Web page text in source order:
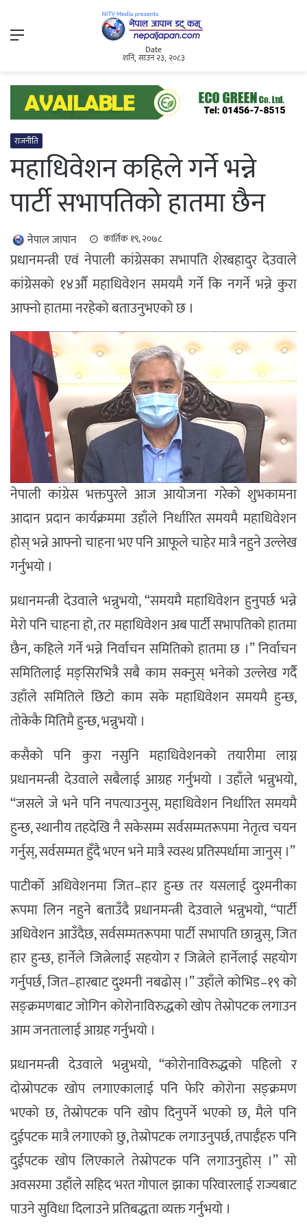
Menu
Date
शनि, साउन २३, २०८३
राजनीति
महाधिवेशन कहिले गर्ने भन्ने
पार्टी सभापतिको हातमा छैन
नेपाल जापान कार्तिक १९, २०७८
प्रधानमन्त्री एवं नेपाली कांग्रेसका सभापति शेरबहादुर देउवाले
कांग्रेसको १४औँ महाधिवेशन समयमै गर्ने कि नगर्ने भन्ने कुरा
आफ्नो हातमा नरहेको बताउनुभएको छ ।
नेपाली कांग्रेस भक्तपुरले आज आयोजना गरेको शुभकामना
आदान प्रदान कार्यक्रममा उहाँले निर्धारित समयमै महाधिवेशन
होस् भन्ने आफ्नो चाहना भए पनि आफूले चाहेर मात्रै नहुने उल्लेख
गर्नुभयो ।
प्रधानमन्त्री देउवाले भन्नुभयो, “समयमै महाधिवेशन हुनुपर्छ भन्ने
मेरो पनि चाहना हो, तर महाधिवेशन अब पार्टी सभापतिको हातमा
छैन, कहिले गर्ने भन्ने निर्वाचन समितिको हातमा छ ।” निर्वाचन
समितिलाई मङ्सिरभित्रै सबै काम सक्नुस् भनेको उल्लेख गर्दै
उहाँले समितिले छिटो काम सके महाधिवेशन समयमै हुन्छ,
तोकेकै मितिमै हुन्छ, भन्नुभयो ।
कसैको पनि कुरा नसुनि महाधिवेशनको तयारीमा लाग्न
प्रधानमन्त्री देउवाले सबैलाई आग्रह गर्नुभयो । उहाँले भन्नुभयो,
“जसले जे भने पनि नपत्याउनुस्, महाधिवेशन निर्धारित समयमै
हुन्छ, स्थानीय तहदेखि नै सकेसम्म सर्वसम्मतरूपमा नेतृत्व चयन
गर्नुस्, सर्वसम्मत हुँदै भएन भने मात्रै स्वस्थ प्रतिस्पर्धामा जानुस् ।”
पाटीर्को अधिवेशनमा जित–हार हुन्छ तर यसलाई दुश्मनीका
रूपमा लिन नहुने बताउँदै प्रधानमन्त्री देउवाले भन्नुभयो, “पार्टी
अधिवेशन आउँदैछ, सर्वसम्मतरूपमा पार्टी सभापति छान्नुस्, जित
हार हुन्छ, हार्नेले जित्नेलाई सहयोग र जित्नेले हार्नेलाई सहयोग
गर्नुपर्छ, जित–हारबाट दुश्मनी नबढोस् ।” उहाँले कोभिड–१९ को
सङ्क्रमणबाट जोगिन कोरोनाविरुद्धको खोप तेस्रोपटक लगाउन
आम जनतालाई आग्रह गर्नुभयो ।
प्रधानमन्त्री देउवाले भन्नुभयो, “कोरोनाविरुद्धको पहिलो र
दोस्रोपटक खोप लगाएकालाई पनि फेरि कोरोना सङ्क्रमण
भएको छ, तेस्रोपटक पनि खोप दिनुपर्ने भएको छ, मैले पनि
दुईपटक मात्रै लगाएको छु, तेस्रोपटक लगाउनुपर्छ, तपाईँहरु पनि
दुईपटक खोप लिएकाले तेस्रोपटक पनि लगाउनुहोस् ।” सो
अवसरमा उहाँले सहिद भरत गोपाल झाका परिवारलाई राज्यबाट
पाउने सुविधा दिलाउने प्रतिबद्धता व्यक्त गर्नुभयो ।